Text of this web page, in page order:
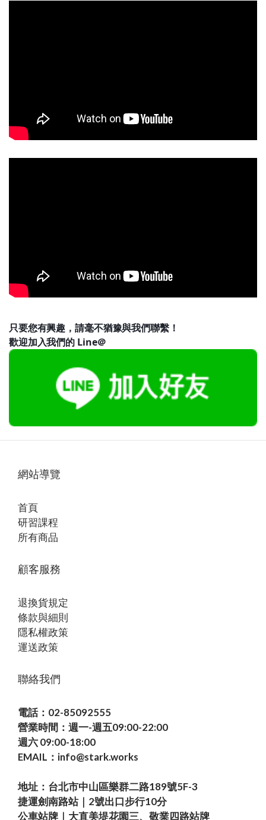
只要您有興趣，請毫不猶豫與我們聯繫！
歡迎加入我們的 Line＠
網站導覽
首頁
研習課程
所有商品
顧客服務
退換貨規定
條款與細則
隱私權政策
運送政策
聯絡我們
電話：02-85092555
營業時間：週一-週五09:00-22:00
週六 09:00-18:00
EMAIL：info@stark.works
地址：台北市中山區樂群二路189號5F-3
捷運劍南路站｜2號出口步行10分
公車站牌｜大直美堤花園三、敬業四路站牌